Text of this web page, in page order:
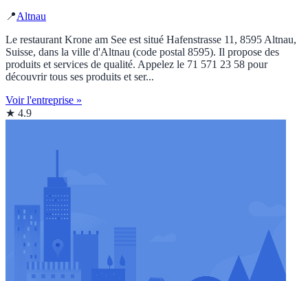
📍Altnau
Le restaurant Krone am See est situé Hafenstrasse 11, 8595 Altnau,
Suisse, dans la ville d'Altnau (code postal 8595). Il propose des
produits et services de qualité. Appelez le 71 571 23 58 pour
découvrir tous ses produits et ser...
Voir l'entreprise »
★ 4.9